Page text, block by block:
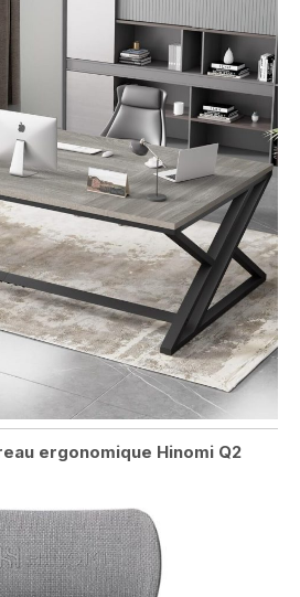
ergonomique Hinomi Q2